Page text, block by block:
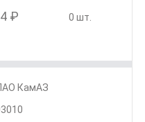
₽ 0 шт.
КамАЗ